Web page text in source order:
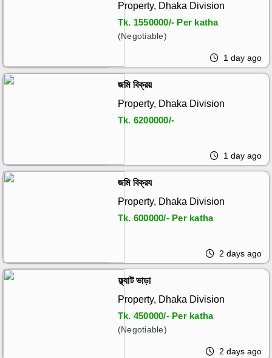
Property, Dhaka Division
Tk. 1550000/- Per katha
(Negotiable)
1 day ago
জমি বিক্রয়
Property, Dhaka Division
Tk. 6200000/-
1 day ago
জমি বিক্রয
Property, Dhaka Division
Tk. 600000/- Per katha
2 days ago
ফ্ল্যাট ভাড়া
Property, Dhaka Division
Tk. 450000/- Per katha
(Negotiable)
2 days ago